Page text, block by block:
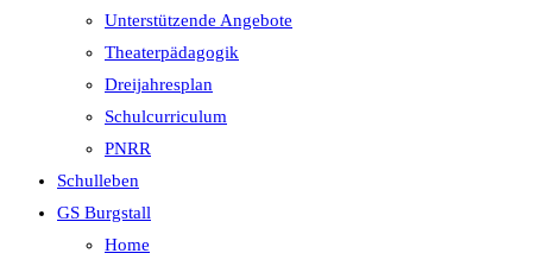
Unterstützende Angebote
Theaterpädagogik
Dreijahresplan
Schulcurriculum
PNRR
Schulleben
GS Burgstall
Home